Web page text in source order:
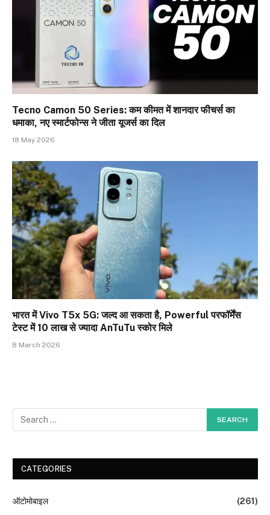
Tecno Camon 50 Series: कम कीमत में शानदार फीचर्स का
धमाका, नए स्मार्टफोन्स ने जीता यूजर्स का दिल
18 May 2026
भारत में Vivo T5x 5G: जल्द आ सकता है, Powerful परफॉर्मेंस
टेस्ट में 10 लाख से ज्यादा AnTuTu स्कोर मिले
8 March 2026
CATEGORIES
ऑटोमोबाइल
(261)